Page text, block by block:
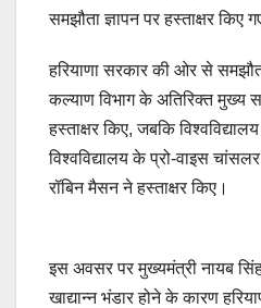
समझौता ज्ञापन पर हस्ताक्षर किए
हरियाणा सरकार की ओर से
कल्याण विभाग के अतिरिक्त मुख्य
हस्ताक्षर किए, जबकि
विश्वविद्यालय के प्रो-वाइस
रॉबिन मैसन ने हस्ताक्षर किए।
इस अवसर पर मुख्यमंत्री नायब
खाद्यान्न भंडार होने के कारण